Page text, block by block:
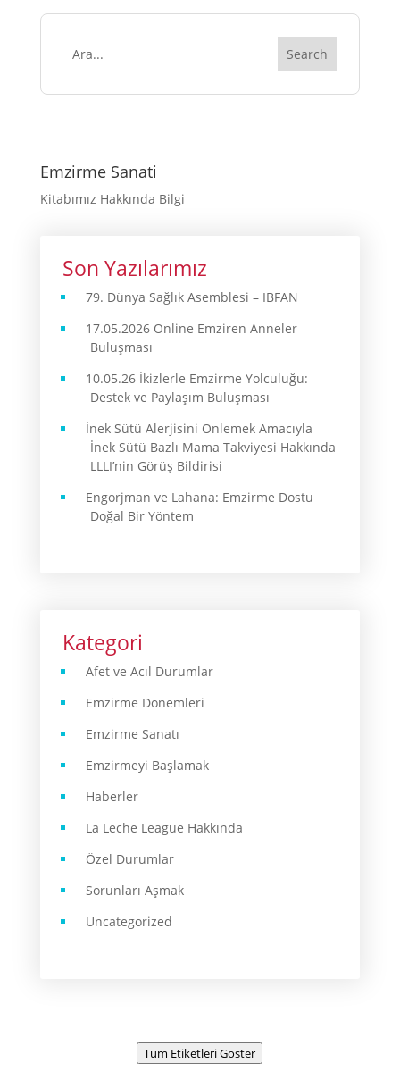
Emzirme Sanati
Kitabımız Hakkında Bilgi
Son Yazılarımız
79. Dünya Sağlık Asemblesi – IBFAN
17.05.2026 Online Emziren Anneler
Buluşması
10.05.26 İkizlerle Emzirme Yolculuğu:
Destek ve Paylaşım Buluşması
İnek Sütü Alerjisini Önlemek Amacıyla
İnek Sütü Bazlı Mama Takviyesi Hakkında
LLLI’nin Görüş Bildirisi
Engorjman ve Lahana: Emzirme Dostu
Doğal Bir Yöntem
Kategori
Afet ve Acıl Durumlar
Emzirme Dönemleri
Emzirme Sanatı
Emzirmeyi Başlamak
Haberler
La Leche League Hakkında
Özel Durumlar
Sorunları Aşmak
Uncategorized
Tüm Etiketleri Göster